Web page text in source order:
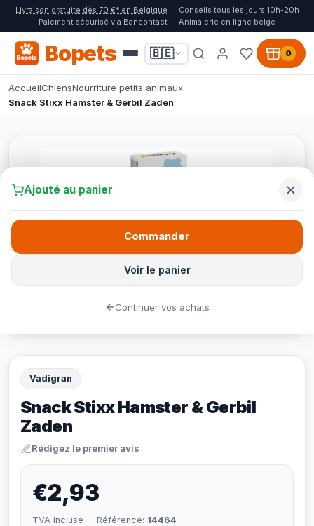
Livraison gratuite dès 70 €* en Belgique
Conseils tous les jours 10h-20h
Paiement sécurisé via Bancontact
Animalerie en ligne belge
Bopets 🇧🇪 0
AccueilChiensNourriture petits animaux
Snack Stixx Hamster & Gerbil Zaden
Vadigran
Snack Stixx Hamster & Gerbil
Zaden
Rédigez le premier avis
€2,93
TVA incluse · Référence: 14464
Ajouté au panier
Voir le panier
Commander
Continuer vos achats